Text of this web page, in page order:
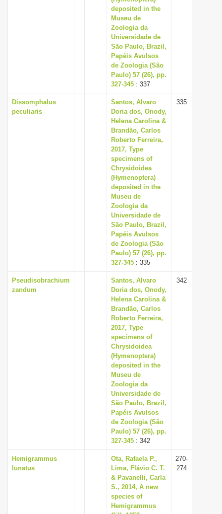
deposited in the
Museu de
Zoologia da
Universidade de
São Paulo, Brazil,
Papéis Avulsos
de Zoologia (São
Paulo) 57 (26), pp.
327-345 : 337
Dissomphalus
peculiaris
Santos, Alvaro
Doria dos, Onody,
Helena Carolina &
Brandão, Carlos
Roberto Ferreira,
2017, Type
specimens of
Chrysidoidea
(Hymenoptera)
deposited in the
Museu de
Zoologia da
Universidade de
São Paulo, Brazil,
Papéis Avulsos
de Zoologia (São
Paulo) 57 (26), pp.
327-345 : 335
335
Pseudisobrachium
zandum
Santos, Alvaro
Doria dos, Onody,
Helena Carolina &
Brandão, Carlos
Roberto Ferreira,
2017, Type
specimens of
Chrysidoidea
(Hymenoptera)
deposited in the
Museu de
Zoologia da
Universidade de
São Paulo, Brazil,
Papéis Avulsos
de Zoologia (São
Paulo) 57 (26), pp.
327-345 : 342
342
Hemigrammus
lunatus
Ota, Rafaela P.,
Lima, Flávio C. T.
& Pavanelli, Carla
S., 2014, A new
species of
Hemigrammus
270-
274